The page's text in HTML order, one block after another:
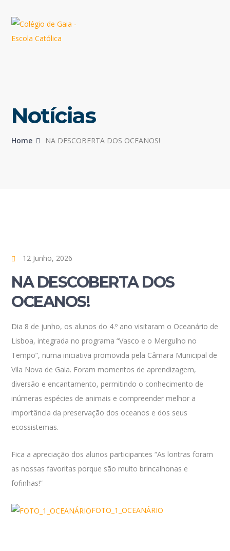
Notícias
Home NA DESCOBERTA DOS OCEANOS!
12 Junho, 2026
NA DESCOBERTA DOS
OCEANOS!
Dia 8 de junho, os alunos do 4.º ano visitaram o Oceanário de
Lisboa, integrada no programa “Vasco e o Mergulho no
Tempo”, numa iniciativa promovida pela Câmara Municipal de
Vila Nova de Gaia. Foram momentos de aprendizagem,
diversão e encantamento, permitindo o conhecimento de
inúmeras espécies de animais e compreender melhor a
importância da preservação dos oceanos e dos seus
ecossistemas.
Fica a apreciação dos alunos participantes “As lontras foram
as nossas favoritas porque são muito brincalhonas e
fofinhas!”
FOTO_1_OCEANÁRIO